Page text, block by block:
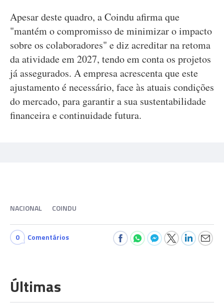
Apesar deste quadro, a Coindu afirma que
"mantém o compromisso de minimizar o impacto
sobre os colaboradores" e diz acreditar na retoma
da atividade em 2027, tendo em conta os projetos
já assegurados. A empresa acrescenta que este
ajustamento é necessário, face às atuais condições
do mercado, para garantir a sua sustentabilidade
financeira e continuidade futura.
NACIONAL COINDU
0 Comentários
Últimas